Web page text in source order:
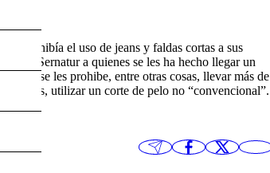
prohibía el uso de jeans y faldas cortas a sus
de Sernatur a quienes se les ha hecho llegar un
el que se les prohibe, entre otras cosas, llevar más de
utilizar un corte de pelo no “convencional”.